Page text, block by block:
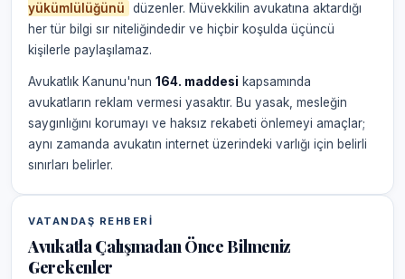
yükümlülüğünü
düzenler. Müvekkilin avukatına aktardığı
her tür bilgi sır niteliğindedir ve hiçbir koşulda üçüncü
kişilerle paylaşılamaz.
Avukatlık Kanunu'nun 164. maddesi kapsamında
avukatların reklam vermesi yasaktır. Bu yasak, mesleğin
saygınlığını korumayı ve haksız rekabeti önlemeyi amaçlar;
aynı zamanda avukatın internet üzerindeki varlığı için belirli
sınırları belirler.
VATANDAŞ REHBERI
Avukatla Çalışmadan Önce Bilmeniz
Gerekenler